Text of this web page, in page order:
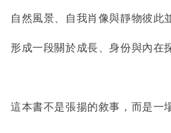
自然風景、自我肖像與靜物彼此
形成一段關於成長、身份與內在
這本書不是張揚的敘事，而是一